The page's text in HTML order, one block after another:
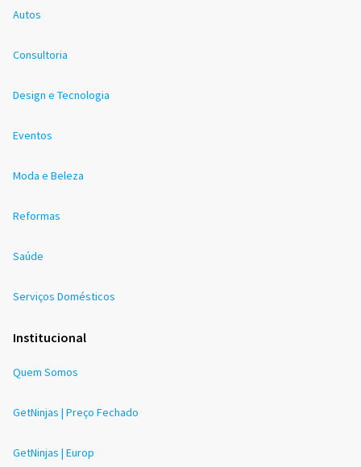
Autos
Consultoria
Design e Tecnologia
Eventos
Moda e Beleza
Reformas
Saúde
Serviços Domésticos
Institucional
Quem Somos
GetNinjas | Preço Fechado
GetNinjas | Europ